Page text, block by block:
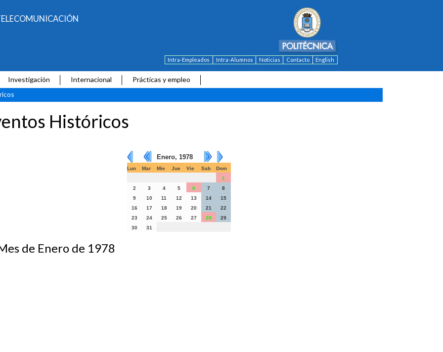
Intra-Empleados Intra-Alumnos Noticias Contacto English
Investigación Internacional
Prácticas y empleo
Históricos
Enero, 1978
Lun Mar Mie Jue Vie Sab
Dom
1
2
3 4 5 6 7
8
9
10 11 12 13 14
15
16
17 18 19 20 21
22
23
24 25 26 27 28
29
30
31
de Enero de 1978